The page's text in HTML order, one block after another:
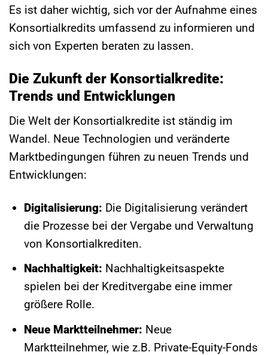
Es ist daher wichtig, sich vor der Aufnahme eines
Konsortialkredits umfassend zu informieren und
sich von Experten beraten zu lassen.
Die Zukunft der Konsortialkredite:
Trends und Entwicklungen
Die Welt der Konsortialkredite ist ständig im
Wandel. Neue Technologien und veränderte
Marktbedingungen führen zu neuen Trends und
Entwicklungen:
Digitalisierung: Die Digitalisierung verändert
die Prozesse bei der Vergabe und Verwaltung
von Konsortialkrediten.
Nachhaltigkeit: Nachhaltigkeitsaspekte
spielen bei der Kreditvergabe eine immer
größere Rolle.
Neue Marktteilnehmer: Neue
Marktteilnehmer, wie z.B. Private-Equity-Fonds